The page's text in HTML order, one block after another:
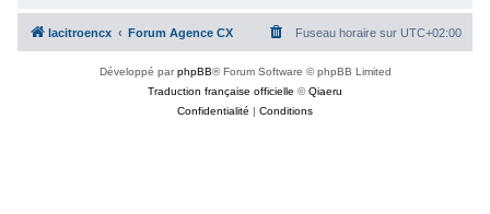
lacitroencx Forum Agence CX Fuseau horaire sur UTC+02:00
Développé parphpBB® Forum Software © phpBB Limited
Traduction française officielle ©Qiaeru
Confidentialité | Conditions